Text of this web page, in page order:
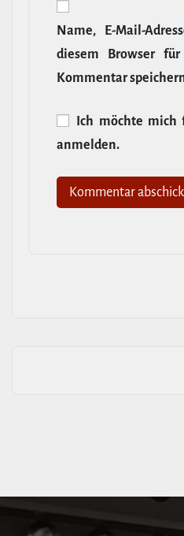
Name, E‑Mail-​
diesem Browser
Kommentar
Ich möchte
anmelden.